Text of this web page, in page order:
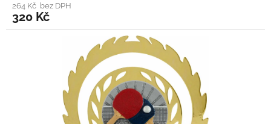
264 Kč bez DPH
320 Kč